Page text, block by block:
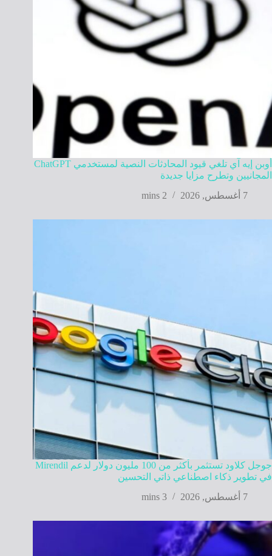
أوبن إيه آي تلغي قيود المحادثات النصية لمستخدمي ChatGPT
المجانيين وتطرح مزايا جديدة
7 أغسطس, 2026
2 mins
جوجل كلاود تستثمر بأكثر من 100 مليون دولار لدعم Mirendil
في تطوير ذكاء اصطناعي ذاتي التحسين
7 أغسطس, 2026
3 mins